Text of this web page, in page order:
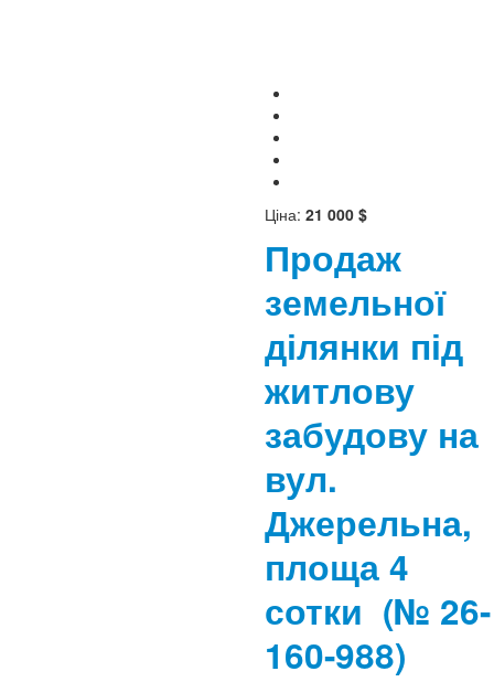
Ціна: 21 000 $
Продаж
земельної
ділянки під
житлову
забудову на
вул.
Джерельна,
площа 4
сотки (№ 26-
160-988)